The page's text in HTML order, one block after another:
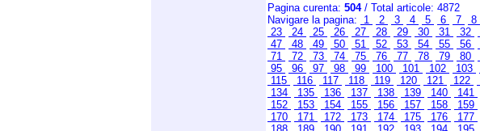
Pagina curenta: 504/ Total articole: 4872
Navigare la pagina:
1 2 3 4 5 6 7 8
23
24 25 26 27 28 29 30 31 32
47
48 49 50 51 52 53 54 55 56
71
72 73 74 75 76 77 78 79 80
95
96 97 98 99 100 101 102 103
115
116 117 118 119 120 121 122
134
135 136 137 138 139 140 141
152
153 154 155 156 157 158 159
170
171 172 173 174 175 176 177